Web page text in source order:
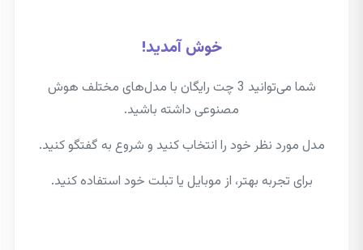
خوش آمدید!
شما می‌توانید 3 چت رایگان با مدل‌های مختلف هوش
مصنوعی داشته باشید.
مدل مورد نظر خود را انتخاب کنید و شروع به گفتگو کنید.
برای تجربه بهتر، از موبایل یا تبلت خود استفاده کنید.